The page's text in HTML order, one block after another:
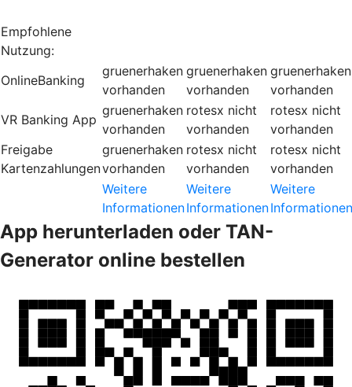
Empfohlene
Nutzung:
OnlineBanking
gruenerhaken
vorhanden
gruenerhaken
vorhanden
gruenerhaken
vorhanden
VR Banking App
gruenerhaken
vorhanden
rotesx nicht
vorhanden
rotesx nicht
vorhanden
Freigabe
Kartenzahlungen
gruenerhaken
vorhanden
rotesx nicht
vorhanden
rotesx nicht
vorhanden
Weitere
Informationen
Weitere
Informationen
Weitere
Informationen
App herunterladen oder TAN-
Generator online bestellen